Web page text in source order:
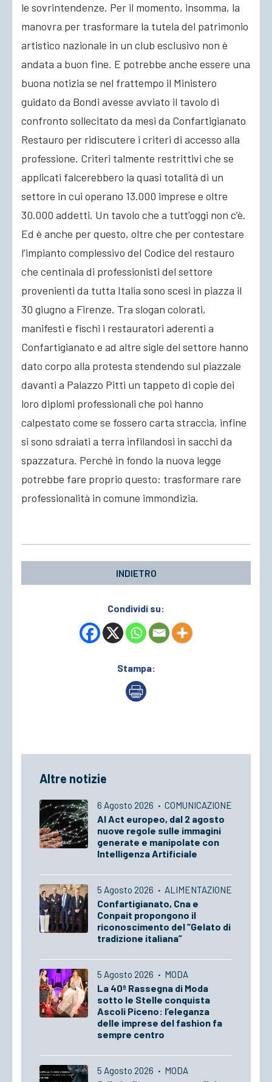
le sovrintendenze. Per il momento, insomma, la
manovra per trasformare la tutela del patrimonio
artistico nazionale in un club esclusivo non è
andata a buon fine. E potrebbe anche essere una
buona notizia se nel frattempo il Ministero
guidato da Bondi avesse avviato il tavolo di
confronto sollecitato da mesi da Confartigianato
Restauro per ridiscutere i criteri di accesso alla
professione. Criteri talmente restrittivi che se
applicati falcerebbero la quasi totalità di un
settore in cui operano 13.000 imprese e oltre
30.000 addetti. Un tavolo che a tutt’oggi non c’è.
Ed è anche per questo, oltre che per contestare
l’impianto complessivo del Codice del restauro
che centinaia di professionisti del settore
provenienti da tutta Italia sono scesi in piazza il
30 giugno a Firenze. Tra slogan colorati,
manifesti e fischi i restauratori aderenti a
Confartigianato e ad altre sigle del settore hanno
dato corpo alla protesta stendendo sul piazzale
davanti a Palazzo Pitti un tappeto di copie dei
loro diplomi professionali che poi hanno
calpestato come se fossero carta straccia, infine
si sono sdraiati a terra infilandosi in sacchi da
spazzatura. Perché in fondo la nuova legge
potrebbe fare proprio questo: trasformare rare
professionalità in comune immondizia.
INDIETRO
Condividi su:
Stampa:
Altre notizie
6 Agosto 2026 · COMUNICAZIONE
AI Act europeo, dal 2 agosto
nuove regole sulle immagini
generate e manipolate con
Intelligenza Artificiale
5 Agosto 2026 · ALIMENTAZIONE
Confartigianato, Cna e
Conpait propongono il
riconoscimento del “Gelato di
tradizione italiana”
5 Agosto 2026 · MODA
La 40ª Rassegna di Moda
sotto le Stelle conquista
Ascoli Piceno: l’eleganza
delle imprese del fashion fa
sempre centro
5 Agosto 2026 · MODA